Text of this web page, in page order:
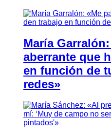
María
aberrante que
en función de
redes»